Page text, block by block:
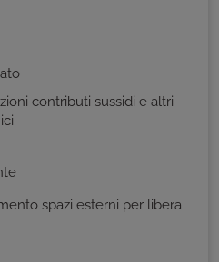
contributi sussidi e altri
spazi esterni per libera